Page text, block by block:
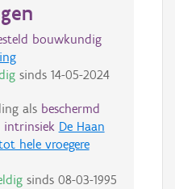
bouwkundig
sinds 14-05-2024
als beschermd
intrinsiek De Haan
hele vroegere
sinds 08-03-1995